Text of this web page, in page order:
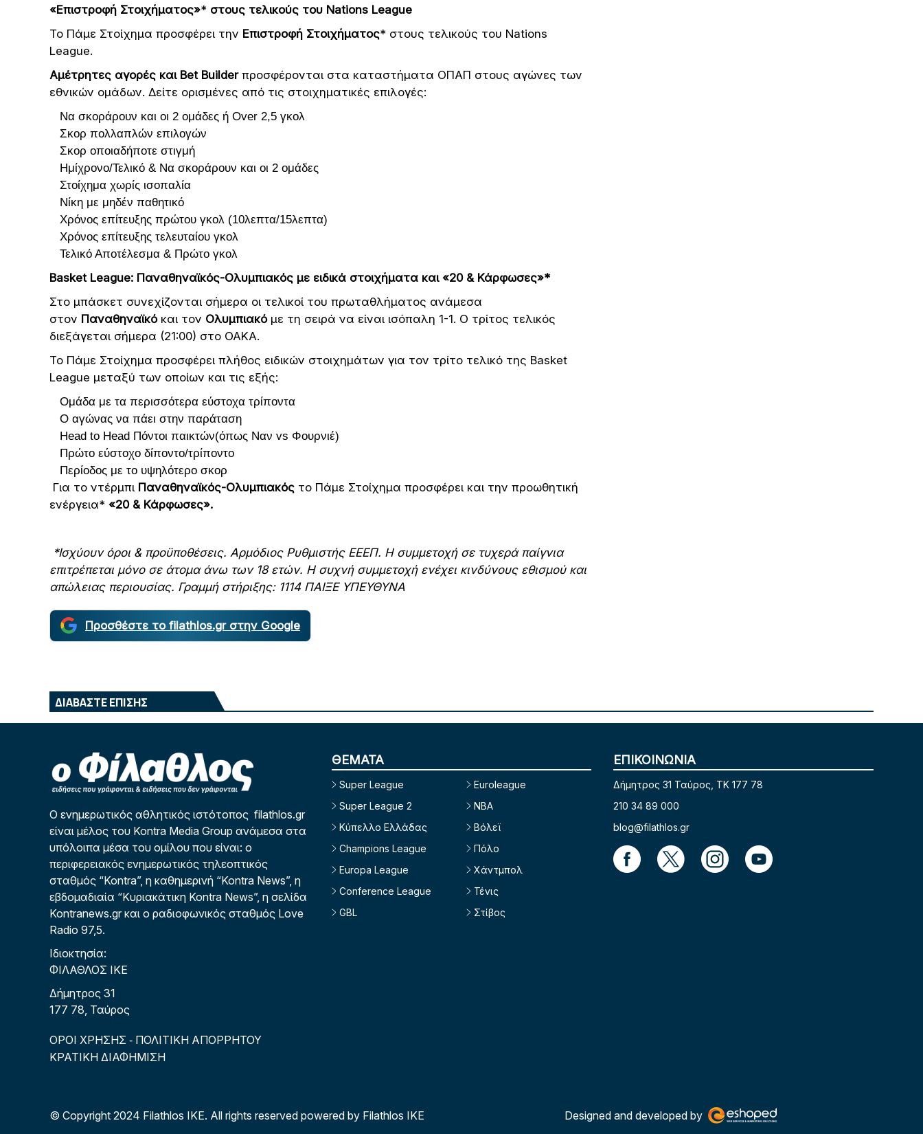
«Επιστροφή Στοιχήματος»* στους τελικούς του Nations League
To Πάμε Στοίχημα προσφέρει την Επιστροφή Στοιχήματος* στους τελικούς του Nations
League.
Αμέτρητες αγορές και Bet Builderπροσφέρονται στα καταστήματα ΟΠΑΠ στους αγώνες των
εθνικών ομάδων. Δείτε ορισμένες από τις στοιχηματικές επιλογές:
Να σκοράρουν και οι 2 ομάδες ή Over 2,5 γκολ
Σκορ πολλαπλών επιλογών
Σκορ οποιαδήποτε στιγμή
Ημίχρονο/Τελικό & Να σκοράρουν και οι 2 ομάδες
Στοίχημα χωρίς ισοπαλία
Νίκη με μηδέν παθητικό
Χρόνος επίτευξης πρώτου γκολ (10λεπτα/15λεπτα)
Χρόνος επίτευξης τελευταίου γκολ
Τελικό Αποτέλεσμα & Πρώτο γκολ
Basket League: Παναθηναϊκός-Ολυμπιακός με ειδικά στοιχήματα και «20 & Κάρφωσες»*
Στο μπάσκετ συνεχίζονται σήμερα οι τελικοί του πρωταθλήματος ανάμεσα
στον Παναθηναϊκό και τον Ολυμπιακό με τη σειρά να είναι ισόπαλη 1-1. Ο τρίτος τελικός
διεξάγεται σήμερα (21:00) στο ΟΑΚΑ.
Το Πάμε Στοίχημα προσφέρει πλήθος ειδικών στοιχημάτων για τον τρίτο τελικό της Basket
League μεταξύ των οποίων και τις εξής:
Oμάδα με τα περισσότερα εύστοχα τρίποντα
Ο αγώνας να πάει στην παράταση
Head to Head Πόντοι παικτών(όπως Ναν vs Φουρνιέ)
Πρώτο εύστοχο δίποντο/τρίποντο
Περίοδος με το υψηλότερο σκορ
Για το ντέρμπι Παναθηναϊκός-Ολυμπιακός το Πάμε Στοίχημα προσφέρει και την προωθητική
ενέργεια* «20 & Κάρφωσες».
*Ισχύουν όροι & προϋποθέσεις. Αρμόδιος Ρυθμιστής ΕΕΕΠ. Η συμμετοχή σε τυχερά παίγνια
επιτρέπεται μόνο σε άτομα άνω των 18 ετών. Η συχνή συμμετοχή ενέχει κινδύνους εθισμού και
απώλειας περιουσίας. Γραμμή στήριξης: 1114 ΠΑΙΞΕ ΥΠΕΥΘΥΝΑ
Προσθέστε το filathlos.gr στην Google
ΔΙΑΒΑΣΤΕ ΕΠΙΣΗΣ
Ο ενημερωτικός αθλητικός ιστότοπος filathlos.gr
είναι μέλος του Kontra Media Group ανάμεσα στα
υπόλοιπα μέσα του ομίλου που είναι: ο
περιφερειακός ενημερωτικός τηλεοπτικός
σταθμός “Kontra”, η καθημερινή “Kontra News”, η
εβδομαδιαία “Κυριακάτικη Kontra News”, η σελίδα
Kontranews.gr και ο ραδιοφωνικός σταθμός Love
Radio 97,5.
Ιδιοκτησία:
ΦΙΛΑΘΛΟΣ ΙΚΕ
Δήμητρος 31
177 78, Ταύρος
ΟΡΟΙ ΧΡΗΣΗΣ - ΠΟΛΙΤΙΚΗ ΑΠΟΡΡΗΤΟΥ
ΚΡΑΤΙΚΗ ΔΙΑΦΗΜΙΣΗ
ΘΕΜΑΤΑ
Super League
Super League 2
Κύπελλο Ελλάδας
Champions League
Europa League
Conference League
GBL
Euroleague
NBA
Βόλεϊ
Πόλο
Χάντμπολ
Τένις
Στίβος
ΕΠΙΚΟΙΝΩΝΙΑ
Δήμητρος 31 Ταύρος, TK 177 78
210 34 89 000
blog@filathlos.gr
© Copyright 2024 Filathlos ΙΚΕ. All rights reserved powered by Filathlos ΙΚΕ Designed and developed by